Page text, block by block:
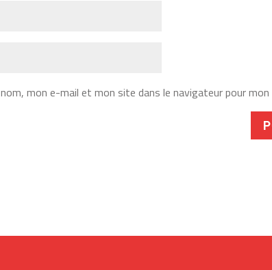
mon e-mail et mon site dans le navigateur pour